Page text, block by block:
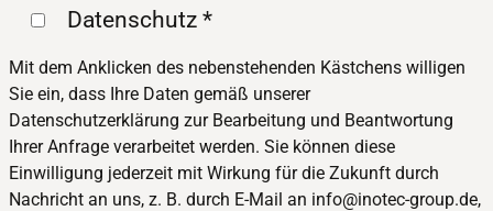
Datenschutz *
Mit dem Anklicken des nebenstehenden Kästchens willigen
Sie ein, dass Ihre Daten gemäß unserer
Datenschutzerklärung zur Bearbeitung und Beantwortung
Ihrer Anfrage verarbeitet werden. Sie können diese
Einwilligung jederzeit mit Wirkung für die Zukunft durch
Nachricht an uns, z. B. durch E-Mail an info@inotec-group.de,